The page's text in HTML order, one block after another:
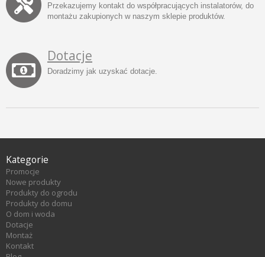
Przekazujemy kontakt do współpracujących instalatorów, do
montażu zakupionych w naszym sklepie produktów.
Dotacje
Doradzimy jak uzyskać dotacje.
Kategorie
Promocje
Nowe produkty
Produkty do ogrodu
Produkty do domu
O dom i woda
Dotacje
Montaż
Kontakt